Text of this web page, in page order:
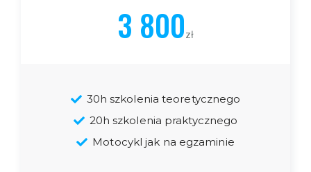
3 800zł
30h szkolenia teoretycznego
20h szkolenia praktycznego
Motocykl jak na egzaminie